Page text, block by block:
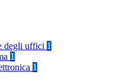
degli uffici 1
1
1